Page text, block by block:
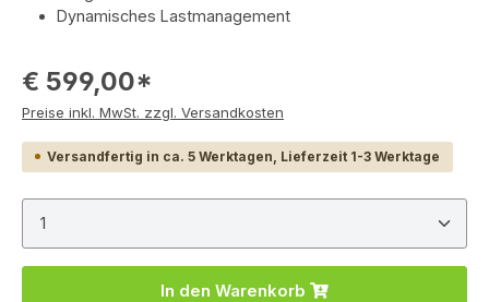
Dynamisches Lastmanagement
€ 599,00*
Preise inkl. MwSt. zzgl. Versandkosten
Versandfertig in ca. 5 Werktagen, Lieferzeit 1-3 Werktage
Produkt Anzahl: Gib den gewünschten Wert ein
In den Warenkorb